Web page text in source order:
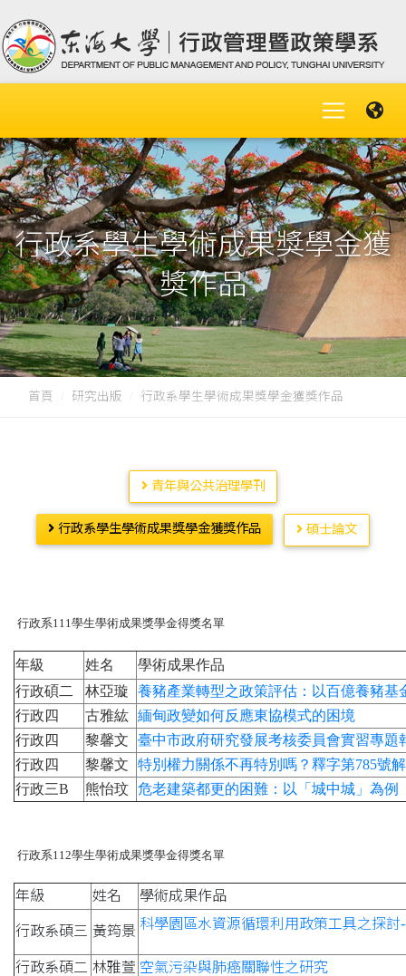
行政系學生學術成果獎學金獲
獎作品
首頁 研究出版 行政系學生學術成果獎學金獲獎作品
青年與公共治理學刊
行政系學生學術成果獎學金獲獎作品 碩士論文
行政系111學生學術成果獎學金得獎名單
年級 姓名
學術成果作品
行政碩二
林亞璇
養豬產業轉型之政策評估：以百億養豬基
行政四
古雅紘 緬甸政變如何反應東協模式的困境
行政四
黎馨文
臺中市政府研究發展考核委員會實習專
行政四
黎馨文
特別權力關係不再特別嗎？釋字第785號
行政三B
熊怡玟 危老建築都更的困難：以「城中城」為例
行政系112學生學術成果獎學金得獎名單
年級 姓名 學術成果作品
行政系碩三 黃筠景 科學園區水資源循環利用政策工具之探
行政系碩二 林雅萱 空氣污染與肺癌關聯性之研究